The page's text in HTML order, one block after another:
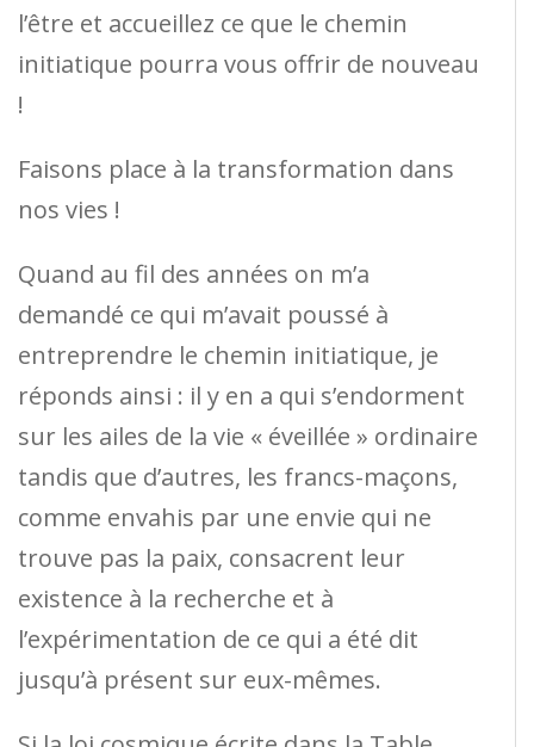
l’être et accueillez ce que le chemin
initiatique pourra vous offrir de nouveau
!
Faisons place à la transformation dans
nos vies !
Quand au fil des années on m’a
demandé ce qui m’avait poussé à
entreprendre le chemin initiatique, je
réponds ainsi : il y en a qui s’endorment
sur les ailes de la vie « éveillée » ordinaire
tandis que d’autres, les francs-maçons,
comme envahis par une envie qui ne
trouve pas la paix, consacrent leur
existence à la recherche et à
l’expérimentation de ce qui a été dit
jusqu’à présent sur eux-mêmes.